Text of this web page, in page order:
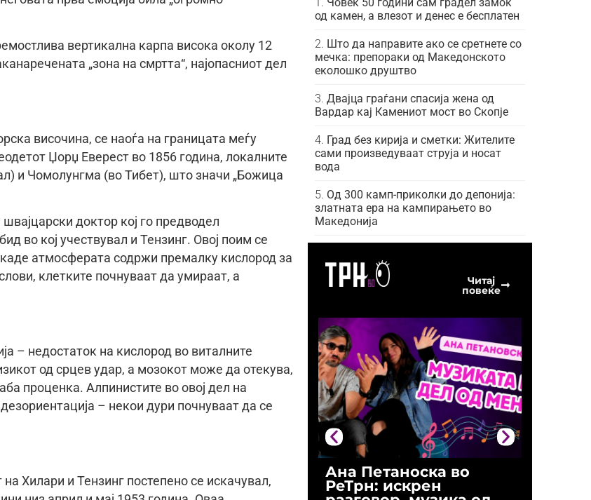
вертикална карпа висока околу 12
„зона на смртта“, најопасниот дел
височина, се наоѓа на границата меѓу
Џорџ Еверест во 1856 година, локалните
и Чомолунгма (во Тибет), што значи „Божица
доктор кој го предводел
во кој учествувал и Тензинг. Овој поим се
атмосферата содржи премалку кислород за
клетките почнуваат да умираат, а
– недостаток на кислород во виталните
од срцев удар, а мозокот може да отекува,
проценка. Алпинистите во овој дел на
– некои дури почнуваат да се
Хилари и Тензинг постепено се искачувал,
од камен, а влезот и денес е бесплатен
Што да направите ако се сретнете со
мечка: препораки од Македонското
еколошко друштво
Двајца граѓани спасија жена од
Вардар кај Камениот мост во Скопје
Град без кирија и сметки: Жителите
сами произведуваат струја и носат
вода
Од 300 камп-приколки до депонија:
златната ера на кампирањето во
Македонија
Читај
повеќе
Ана Петаноска во
РеТрн: искрен